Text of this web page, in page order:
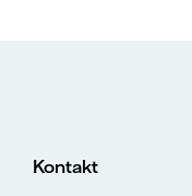
Kontakt